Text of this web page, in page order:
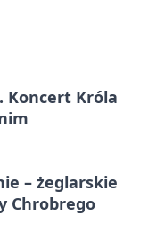
Koncert Króla
– żeglarskie
Chrobrego